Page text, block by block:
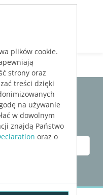
plików cookie.
strony oraz
treści dzięki
na używanie
w dowolnym
znajdą Państwo
oraz o